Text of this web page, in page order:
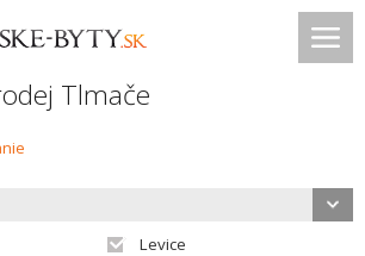
Tlmače
Levice